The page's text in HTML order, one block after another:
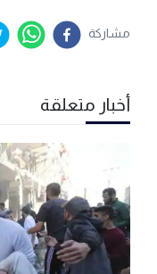
مشاركة
أخبار متعلقة